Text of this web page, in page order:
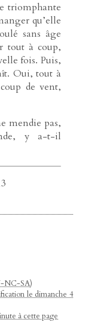
triomphante
qu’elle
sans âge
tout à coup,
fois. Puis,
Oui, tout à
de vent,
mendie pas,
y a-t-il
NC-SA)
le dimanche 4
à cette page